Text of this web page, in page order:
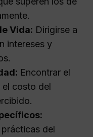
Vida: Dirigirse a
intereses y
Encontrar el
costo del
del